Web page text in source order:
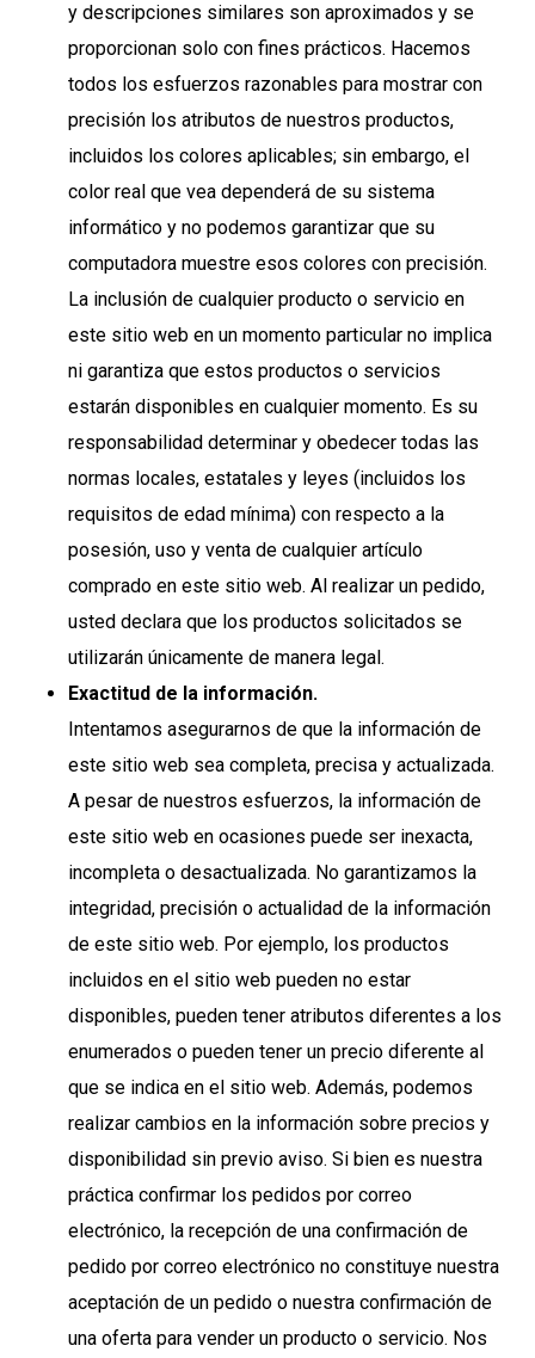
y descripciones similares son aproximados y se
proporcionan solo con fines prácticos. Hacemos
todos los esfuerzos razonables para mostrar con
precisión los atributos de nuestros productos,
incluidos los colores aplicables; sin embargo, el
color real que vea dependerá de su sistema
informático y no podemos garantizar que su
computadora muestre esos colores con precisión.
La inclusión de cualquier producto o servicio en
este sitio web en un momento particular no implica
ni garantiza que estos productos o servicios
estarán disponibles en cualquier momento. Es su
responsabilidad determinar y obedecer todas las
normas locales, estatales y leyes (incluidos los
requisitos de edad mínima) con respecto a la
posesión, uso y venta de cualquier artículo
comprado en este sitio web. Al realizar un pedido,
usted declara que los productos solicitados se
utilizarán únicamente de manera legal.
Exactitud de la información.
Intentamos asegurarnos de que la información de
este sitio web sea completa, precisa y actualizada.
A pesar de nuestros esfuerzos, la información de
este sitio web en ocasiones puede ser inexacta,
incompleta o desactualizada. No garantizamos la
integridad, precisión o actualidad de la información
de este sitio web. Por ejemplo, los productos
incluidos en el sitio web pueden no estar
disponibles, pueden tener atributos diferentes a los
enumerados o pueden tener un precio diferente al
que se indica en el sitio web. Además, podemos
realizar cambios en la información sobre precios y
disponibilidad sin previo aviso. Si bien es nuestra
práctica confirmar los pedidos por correo
electrónico, la recepción de una confirmación de
pedido por correo electrónico no constituye nuestra
aceptación de un pedido o nuestra confirmación de
una oferta para vender un producto o servicio. Nos